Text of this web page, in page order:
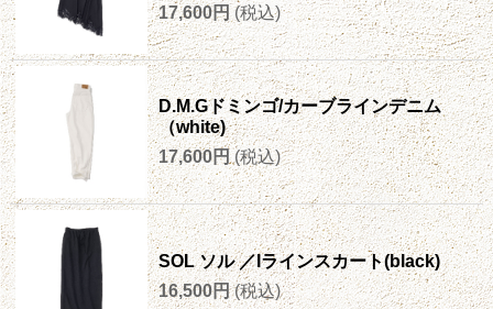
17,600円 (税込)
D.M.Gドミンゴ/カーブラインデニム
（white)
17,600円 (税込)
SOL ソル ／Iラインスカート(black)
16,500円 (税込)